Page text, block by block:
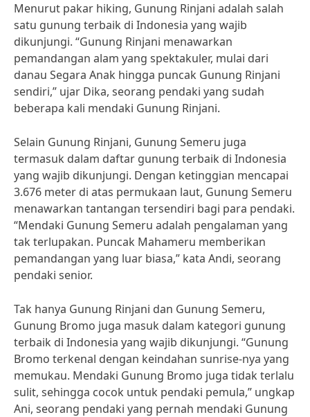
Menurut pakar hiking, Gunung Rinjani adalah salah
satu gunung terbaik di Indonesia yang wajib
dikunjungi. “Gunung Rinjani menawarkan
pemandangan alam yang spektakuler, mulai dari
danau Segara Anak hingga puncak Gunung Rinjani
sendiri,” ujar Dika, seorang pendaki yang sudah
beberapa kali mendaki Gunung Rinjani.
Selain Gunung Rinjani, Gunung Semeru juga
termasuk dalam daftar gunung terbaik di Indonesia
yang wajib dikunjungi. Dengan ketinggian mencapai
3.676 meter di atas permukaan laut, Gunung Semeru
menawarkan tantangan tersendiri bagi para pendaki.
“Mendaki Gunung Semeru adalah pengalaman yang
tak terlupakan. Puncak Mahameru memberikan
pemandangan yang luar biasa,” kata Andi, seorang
pendaki senior.
Tak hanya Gunung Rinjani dan Gunung Semeru,
Gunung Bromo juga masuk dalam kategori gunung
terbaik di Indonesia yang wajib dikunjungi. “Gunung
Bromo terkenal dengan keindahan sunrise-nya yang
memukau. Mendaki Gunung Bromo juga tidak terlalu
sulit, sehingga cocok untuk pendaki pemula,” ungkap
Ani, seorang pendaki yang pernah mendaki Gunung